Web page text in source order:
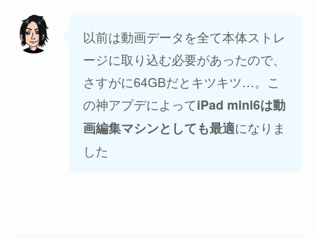
以前は動画データを全て本体ストレ
ージに取り込む必要があったので、
さすがに64GBだとキツキツ…。こ
の神アプデによってiPad mini6は動
画編集マシンとしても最適になりま
した